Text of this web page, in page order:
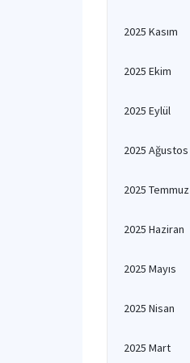
2025 Kasım
2025 Ekim
2025 Eylül
2025 Ağustos
2025 Temmuz
2025 Haziran
2025 Mayıs
2025 Nisan
2025 Mart